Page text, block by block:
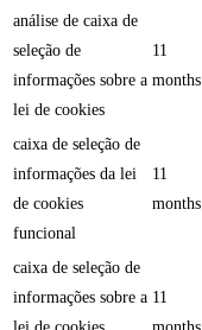
análise de caixa de
seleção de
informações sobre a
lei de cookies
11
months
caixa de seleção de
informações da lei
de cookies
funcional
11
months
caixa de seleção de
informações sobre a 11